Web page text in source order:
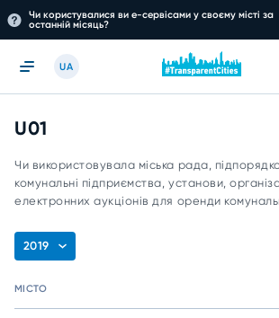
Чи користувалися ви е-сервісами у своєму місті за
останній місяць?
UA
U01
Чи використовувала міська рада,
комунальні підприємства, установи,
електронних аукціонів для оренди
2019
МІСТО